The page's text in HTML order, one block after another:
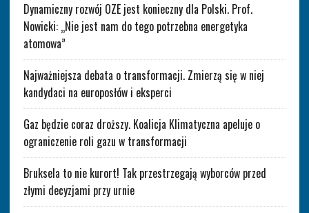
Dynamiczny rozwój OZE jest konieczny dla Polski. Prof.
Nowicki: „Nie jest nam do tego potrzebna energetyka
atomowa”
Najważniejsza debata o transformacji. Zmierzą się w niej
kandydaci na europosłów i eksperci
Gaz będzie coraz droższy. Koalicja Klimatyczna apeluje o
ograniczenie roli gazu w transformacji
Bruksela to nie kurort! Tak przestrzegają wyborców przed
złymi decyzjami przy urnie